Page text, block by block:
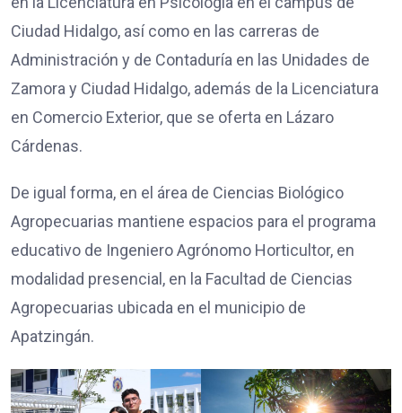
Ciudad Hidalgo, así como en las carreras de
Administración y de Contaduría en las Unidades de
Zamora y Ciudad Hidalgo, además de la Licenciatura
en Comercio Exterior, que se oferta en Lázaro
Cárdenas.
De igual forma, en el área de Ciencias Biológico
Agropecuarias mantiene espacios para el programa
educativo de Ingeniero Agrónomo Horticultor, en
modalidad presencial, en la Facultad de Ciencias
Agropecuarias ubicada en el municipio de
Apatzingán.